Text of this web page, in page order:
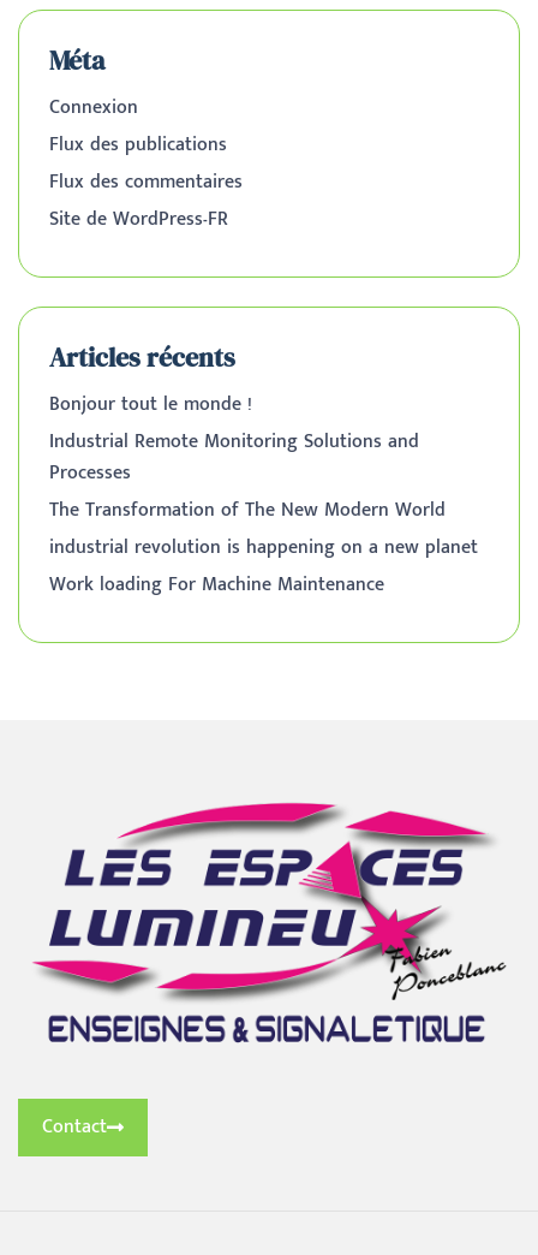
Méta
Connexion
Flux des publications
Flux des commentaires
Site de WordPress-FR
Articles récents
Bonjour tout le monde !
Industrial Remote Monitoring Solutions and
Processes
The Transformation of The New Modern World
industrial revolution is happening on a new planet
Work loading For Machine Maintenance
Contact